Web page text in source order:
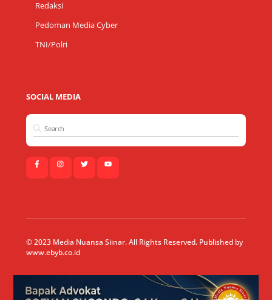
Redaksi
Pedoman Media Cyber
TNI/Polri
SOCIAL MEDIA
© 2023 Media Nuansa Siinar. All Rights Reserved. Published by
www.ebyb.co.id